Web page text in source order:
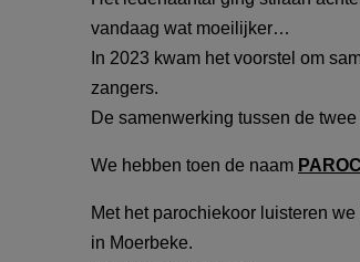
vandaag wat moeilijker…
In 2023 kwam het voorstel om
zangers.
De samenwerking tussen de
We hebben toen de naam
Met het parochiekoor luisteren
in Moerbeke.